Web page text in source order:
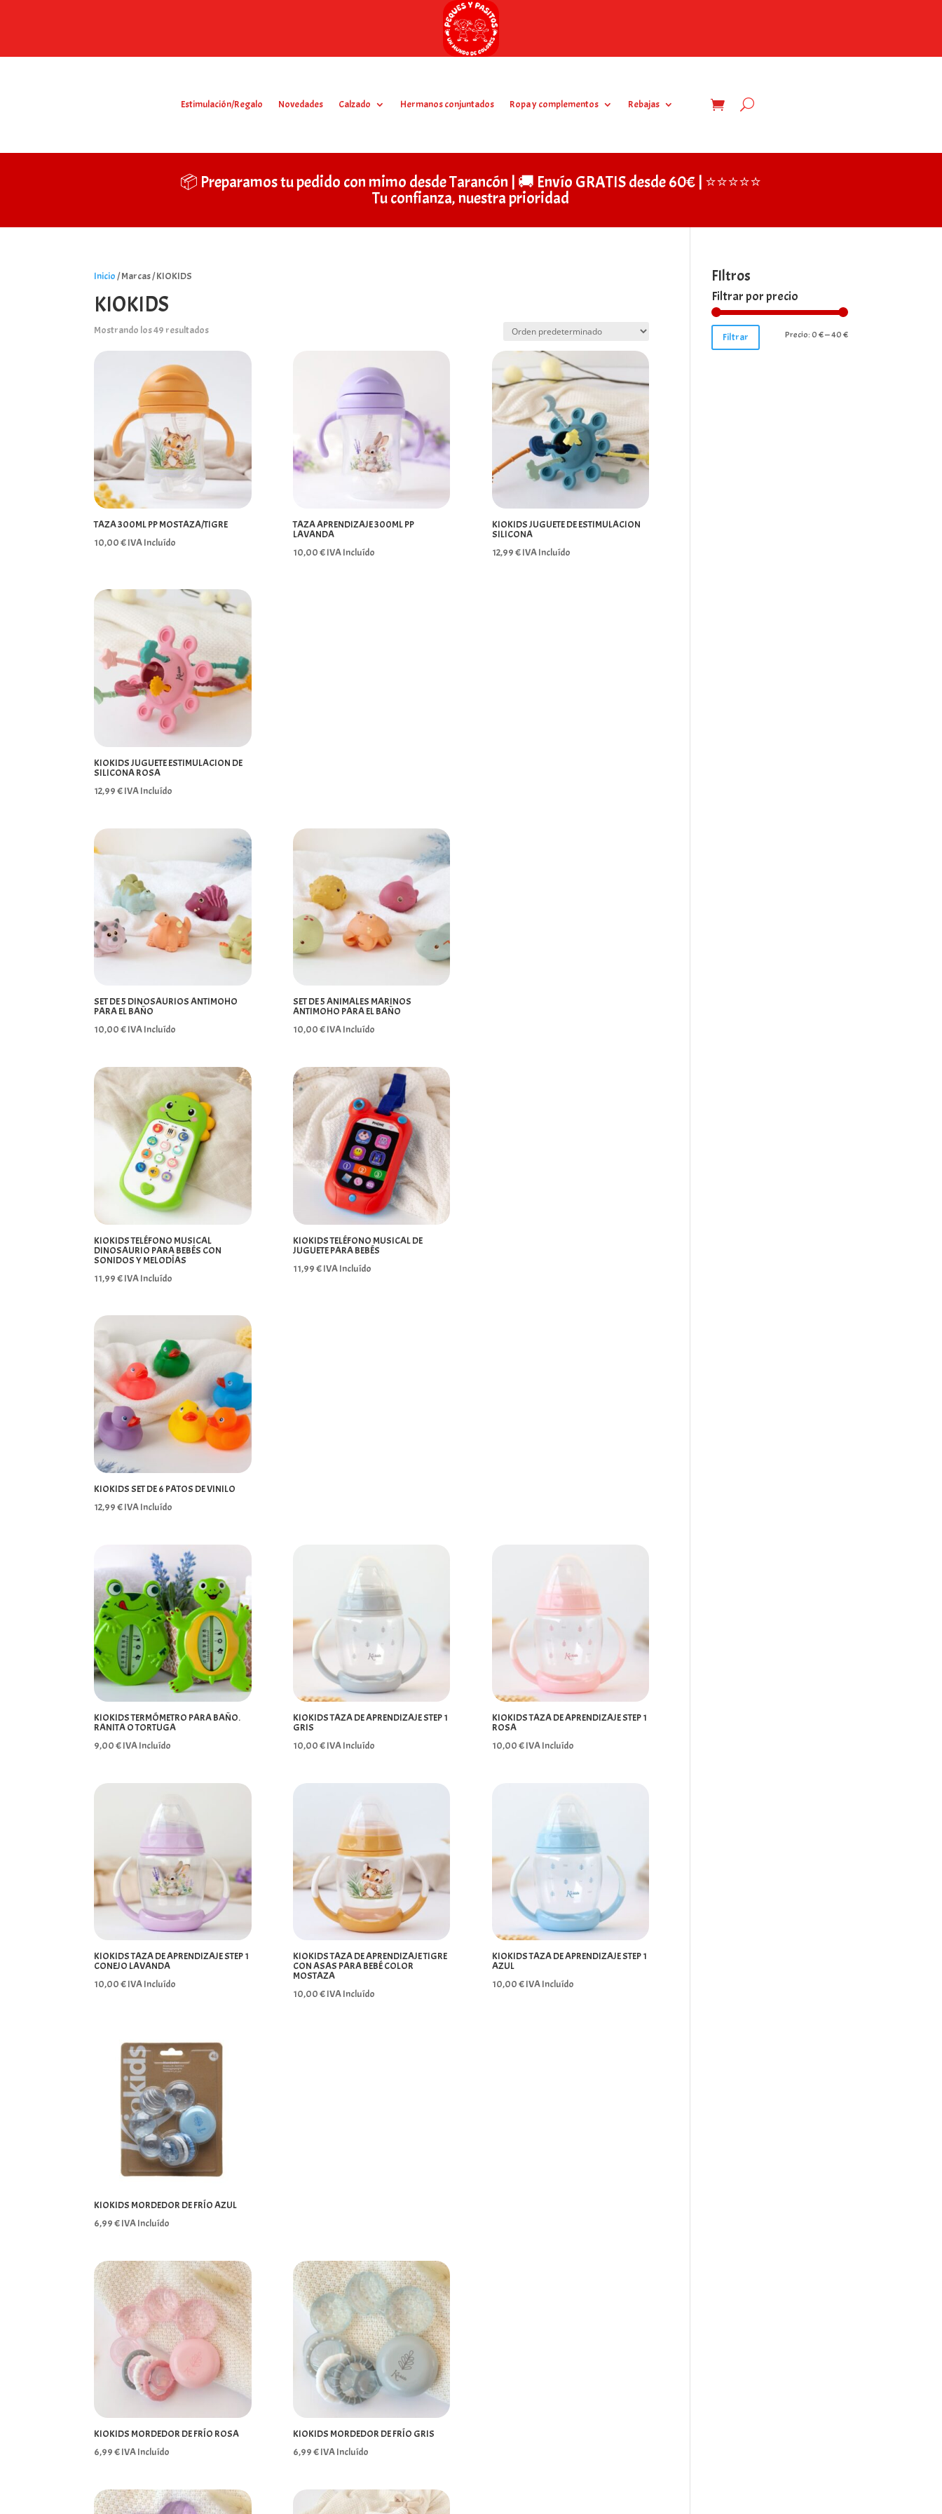
Estimulación/Regalo Novedades Calzado Hermanos conjuntados Ropa y complementos Rebajas
📦 Preparamos tu pedido con mimo desde Tarancón | 🚚 Envío GRATIS desde 60€ | ⭐⭐⭐⭐⭐
Tu confianza, nuestra prioridad
Inicio/ Marcas / KIOKIDS
KIOKIDS
Mostrando los 49 resultados
TAZA 300ML PP MOSTAZA/TIGRE
10,00€IVA Incluído
TAZA APRENDIZAJE 300ML PP
LAVANDA
10,00€IVA Incluído
KIOKIDS JUGUETE DE ESTIMULACION
SILICONA
12,99€ IVA Incluído
KIOKIDS JUGUETE ESTIMULACION DE
SILICONA ROSA
12,99€IVA Incluído
SET DE 5 DINOSAURIOS ANTIMOHO
PARA EL BAÑO
10,00€IVA Incluído
SET DE 5 ANIMALES MARINOS
ANTIMOHO PARA EL BAÑO
10,00€IVA Incluído
KIOKIDS TELÉFONO MUSICAL
DINOSAURIO PARA BEBÉS CON
SONIDOS Y MELODÍAS
11,99€IVA Incluído
KIOKIDS TELÉFONO MUSICAL DE
JUGUETE PARA BEBÉS
11,99€IVA Incluído
KIOKIDS SET DE 6 PATOS DE VINILO
12,99€IVA Incluído
KIOKIDS TERMÓMETRO PARA BAÑO.
RANITA O TORTUGA
9,00€IVA Incluído
KIOKIDS TAZA DE APRENDIZAJE STEP 1
GRIS
10,00€IVA Incluído
KIOKIDS TAZA DE APRENDIZAJE STEP 1
ROSA
10,00€ IVA Incluído
KIOKIDS TAZA DE APRENDIZAJE STEP 1
CONEJO LAVANDA
10,00€IVA Incluído
KIOKIDS TAZA DE APRENDIZAJE TIGRE
CON ASAS PARA BEBÉ COLOR
MOSTAZA
10,00€IVA Incluído
KIOKIDS TAZA DE APRENDIZAJE STEP 1
AZUL
10,00€ IVA Incluído
KIOKIDS MORDEDOR DE FRÍO AZUL
6,99€IVA Incluído
KIOKIDS MORDEDOR DE FRÍO ROSA
6,99€IVA Incluído
KIOKIDS MORDEDOR DE FRÍO GRIS
6,99€IVA Incluído
FIltros
Filtrar por precio
Precio
Precio
Filtrar Precio:0 €—40 €